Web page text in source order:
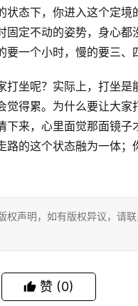
态下，你进入这个定
定不动的姿势，身心
一个小时，慢的要三、
坐呢？实际上，打坐
得累。为什么要让大
来，心里面觉那面镜
的这个状态融为一体
权声明，如有版权异议，请
赞 (0)